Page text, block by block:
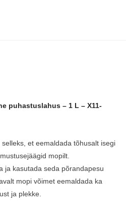
puhastuslahus – 1 L – X11-
et eemaldada tõhusalt isegi
mopilt.
ja kasutada seda põrandapesu
mopi võimet eemaldada ka
ja plekke.